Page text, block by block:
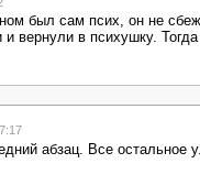
был сам псих, он не
и вернули в психушку.
абзац. Все остальное